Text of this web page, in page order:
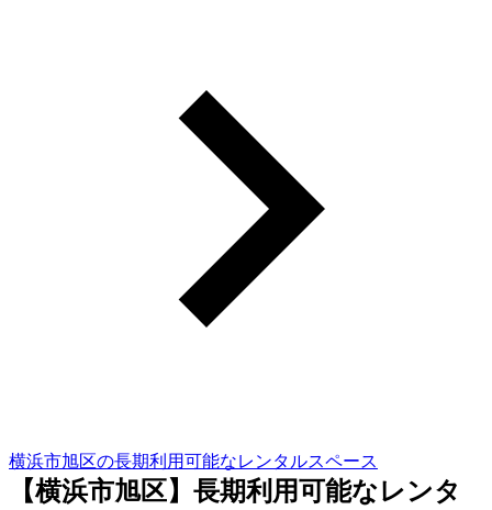
横浜市旭区の長期利用可能なレンタルスペース
【横浜市旭区】長期利用可能なレンタ